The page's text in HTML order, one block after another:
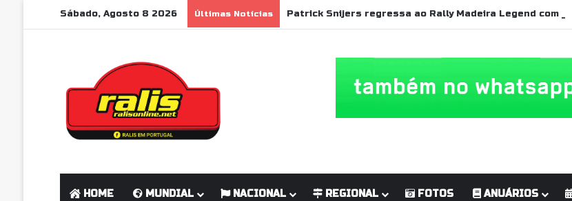
Sábado, Agosto 8 2026 Últimas Notícias
HOME MUNDIAL NACIONAL REGIONAL FOTOS ANUÁRIOS